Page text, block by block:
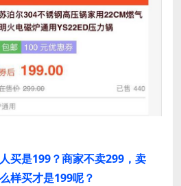
买是199？商家不卖299，卖
样买才是199呢？